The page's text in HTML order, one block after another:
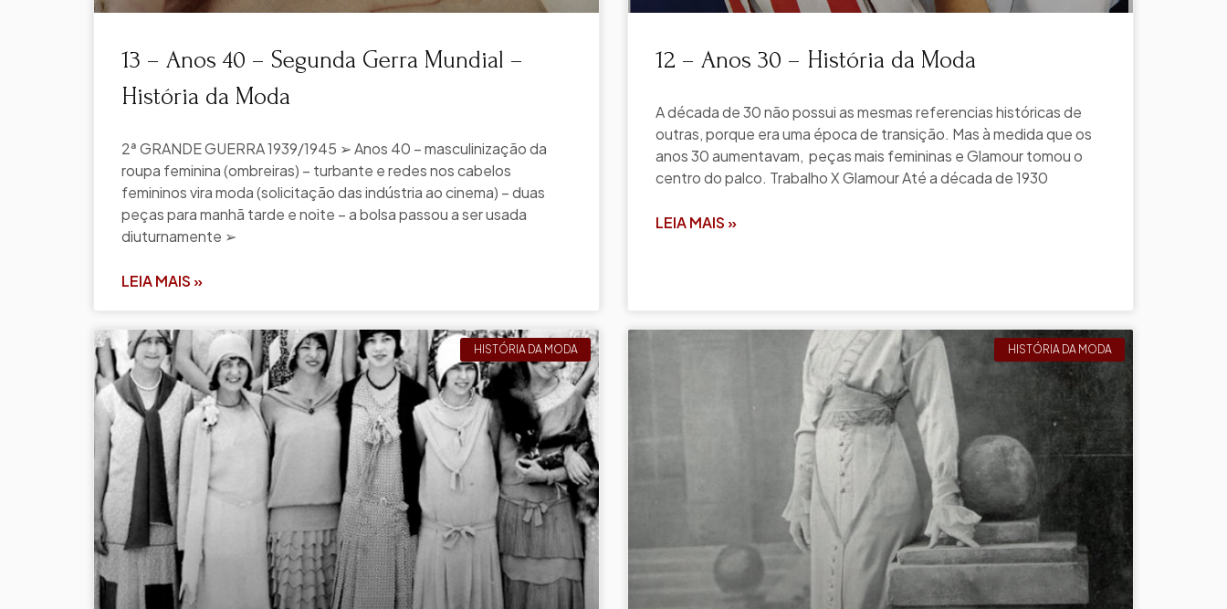
13 – Anos 40 – Segunda Gerra Mundial –
História da Moda
2ª GRANDE GUERRA 1939/1945 ➢ Anos 40 – masculinização da
roupa feminina (ombreiras) – turbante e redes nos cabelos
femininos vira moda (solicitação das indústria ao cinema) – duas
peças para manhã tarde e noite – a bolsa passou a ser usada
diuturnamente ➢
LEIA MAIS »
12 – Anos 30 – História da Moda
A década de 30 não possui as mesmas referencias históricas de
outras, porque era uma época de transição. Mas à medida que os
anos 30 aumentavam, peças mais femininas e Glamour tomou o
centro do palco. Trabalho X Glamour Até a década de 1930
LEIA MAIS »
HISTÓRIA DA MODA HISTÓRIA DA MODA